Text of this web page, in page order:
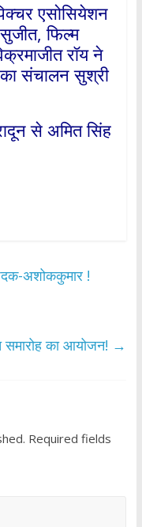
एसोसियेशन
फिल्म
रॉय ने
का संचालन सुश्री
से अमित सिंह
अशोककुमार !
समारोह का आयोजन! →
Required fields